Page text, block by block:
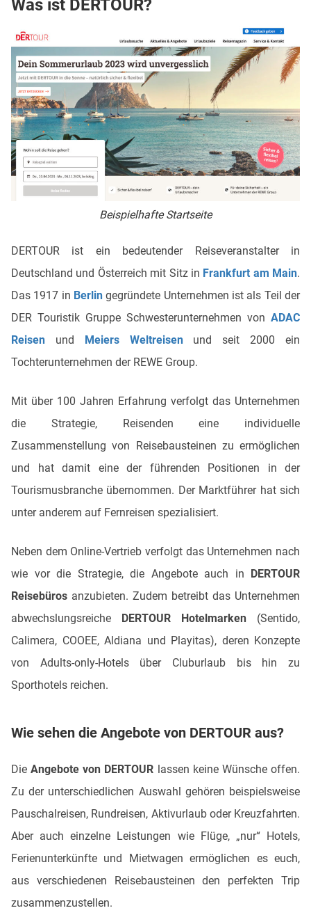
Was ist DERTOUR?
Beispielhafte Startseite
DERTOUR ist ein bedeutender Reiseveranstalter in
Deutschland und Österreich mit Sitz in Frankfurt am Main.
Das 1917 in Berlin gegründete Unternehmen ist als Teil der
DER Touristik Gruppe Schwesterunternehmen von ADAC
Reisen und Meiers Weltreisenund seit 2000 ein
Tochterunternehmen der REWE Group.
Mit über 100 Jahren Erfahrung verfolgt das Unternehmen
die Strategie, Reisenden eine individuelle
Zusammenstellung von Reisebausteinen zu ermöglichen
und hat damit eine der führenden Positionen in der
Tourismusbranche übernommen. Der Marktführer hat sich
unter anderem auf Fernreisen spezialisiert.
Neben dem Online-Vertrieb verfolgt das Unternehmen nach
wie vor die Strategie, die Angebote auch in
DERTOUR
Reisebüros anzubieten. Zudem betreibt das Unternehmen
abwechslungsreiche
DERTOUR Hotelmarken (Sentido,
Calimera, COOEE, Aldiana und Playitas), deren Konzepte
von Adults-only-Hotels über Cluburlaub bis hin zu
Sporthotels reichen.
Wie sehen die Angebote von DERTOUR aus?
DieAngebote von DERTOUR lassen keine Wünsche offen.
Zu der unterschiedlichen Auswahl gehören beispielsweise
Pauschalreisen, Rundreisen, Aktivurlaub oder Kreuzfahrten.
Aber auch einzelne Leistungen wie Flüge, „nur“ Hotels,
Ferienunterkünfte und Mietwagen ermöglichen es euch,
aus verschiedenen Reisebausteinen den perfekten Trip
zusammenzustellen.